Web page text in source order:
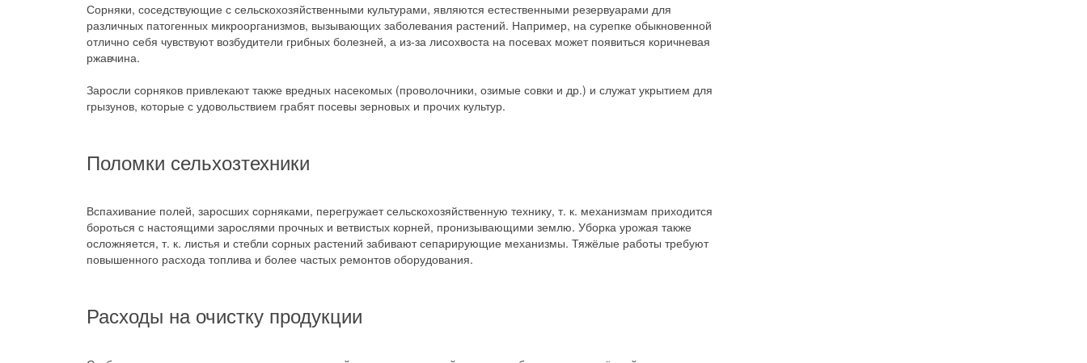
Сорняки, соседствующие с сельскохозяйственными культурами, являются естественными резервуарами для
различных патогенных микроорганизмов, вызывающих заболевания растений. Например, на сурепке обыкновенной
отлично себя чувствуют возбудители грибных болезней, а из-за лисохвоста на посевах может появиться коричневая
ржавчина.
Заросли сорняков привлекают также вредных насекомых (проволочники, озимые совки и др.) и служат укрытием для
грызунов, которые с удовольствием грабят посевы зерновых и прочих культур.
Поломки сельхозтехники
Вспахивание полей, заросших сорняками, перегружает сельскохозяйственную технику, т. к. механизмам приходится
бороться с настоящими зарослями прочных и ветвистых корней, пронизывающими землю. Уборка урожая также
осложняется, т. к. листья и стебли сорных растений забивают сепарирующие механизмы. Тяжёлые работы требуют
повышенного расхода топлива и более частых ремонтов оборудования.
Расходы на очистку продукции